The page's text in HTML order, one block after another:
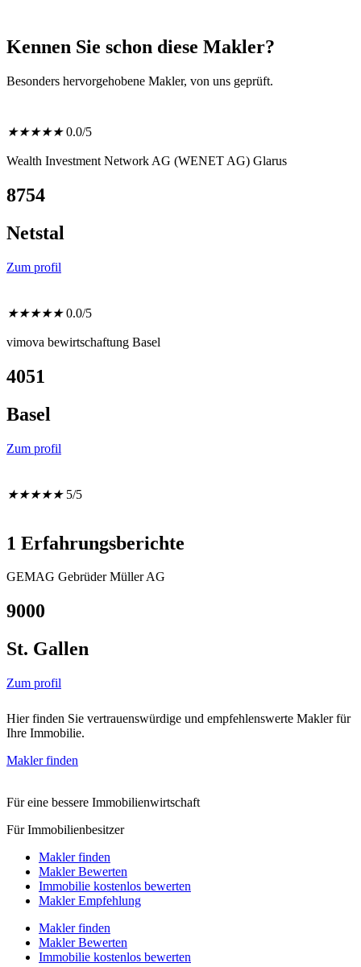
Kennen Sie schon diese Makler?
Besonders hervorgehobene Makler, von uns geprüft.
★★★★★ 0.0/5
Wealth Investment Network AG (WENET AG) Glarus
8754
Netstal
Zum profil
★★★★★ 0.0/5
vimova bewirtschaftung Basel
4051
Basel
Zum profil
★★★★★ 5/5
1 Erfahrungsberichte
GEMAG Gebrüder Müller AG
9000
St. Gallen
Zum profil
Hier finden Sie vertrauenswürdige und empfehlenswerte Makler für
Ihre Immobilie.
Makler finden
Für eine bessere Immobilienwirtschaft
Für Immobilienbesitzer
Makler finden
Makler Bewerten
Immobilie kostenlos bewerten
Makler Empfehlung
Makler finden
Makler Bewerten
Immobilie kostenlos bewerten